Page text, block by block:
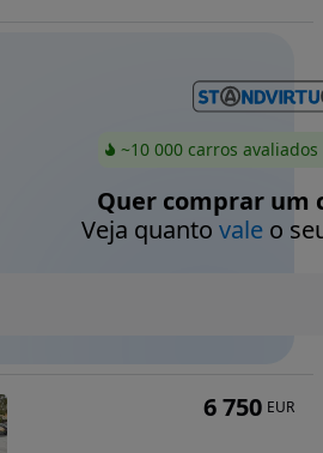
~10 000 carros
Quer comprar um
Veja quanto valeo
6 750 EUR